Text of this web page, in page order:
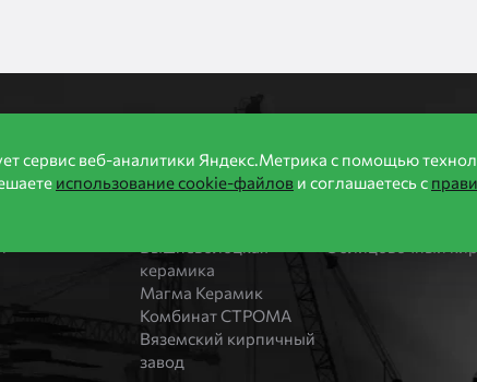
Бренды
керамика
Магма Керамик
Комбинат СТРОМА
Вяземский кирпичный
завод
Каталог
сервис веб-аналитики Яндекс.Метрика с помощью
использование cookie-файлов и соглашаетесь с